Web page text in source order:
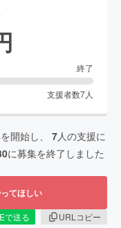
終了
支援者数7人
開始し、 7人の支援に
に募集を終了しました
てほしい
で送る
URLコピー